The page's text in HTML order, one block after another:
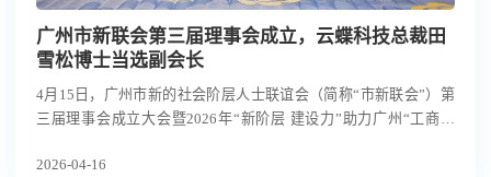
广州市新联会第三届理事会成立，云蝶科技总裁田
雪松博士当选副会长
4月15日，广州市新的社会阶层人士联谊会（简称“市新联会”）第
三届理事会成立大会暨2026年“新阶层 建设力”助力广州“工商并
振，广州市委常委、统战部部长王焕清出席活动，市新联会会员代
2026-04-16